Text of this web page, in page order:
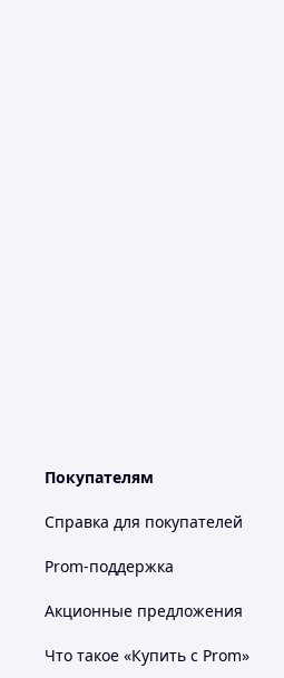
Покупателям
Справка для покупателей
Prom-поддержка
Акционные предложения
Что такое «Купить с Prom»